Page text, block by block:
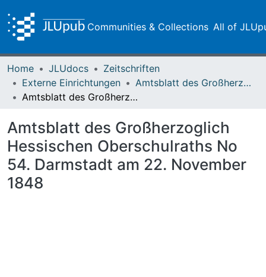
Communities & Collections All of
Home JLUdocs
Zeitschriften
Externe Einrichtungen
Amtsblatt des Großherzoglich-Hessischen Oberschulraths
Amtsblatt des Großherzoglich Hessischen Oberschulraths No 54. Darmstadt am 22. November 1848
Amtsblatt des Großherzoglich
Hessischen Oberschulraths No
54. Darmstadt am 22. November
1848